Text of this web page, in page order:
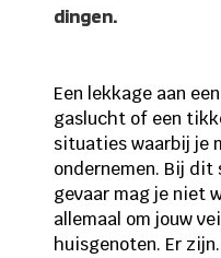
dingen.
Een lekkage aan
gaslucht of een
situaties waarbij je
ondernemen. Bij dit
gevaar mag je niet
allemaal om jouw
huisgenoten. Er